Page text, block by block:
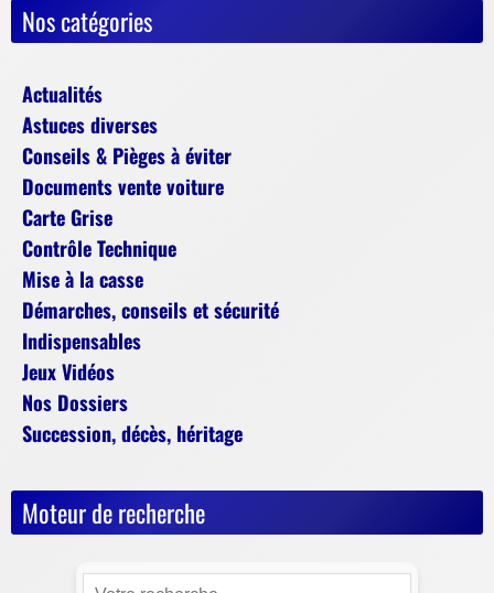
Nos catégories
Actualités
Astuces diverses
Conseils & Pièges à éviter
Documents vente voiture
Carte Grise
Contrôle Technique
Mise à la casse
Démarches, conseils et sécurité
Indispensables
Jeux Vidéos
Nos Dossiers
Succession, décès, héritage
Moteur de recherche